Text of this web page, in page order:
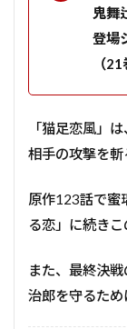
鬼舞
登場
（21
「猫足恋風」
相手の攻撃を斬
原作123話で蜜
る恋」に続きこ
また、最終決
治郎を守るため